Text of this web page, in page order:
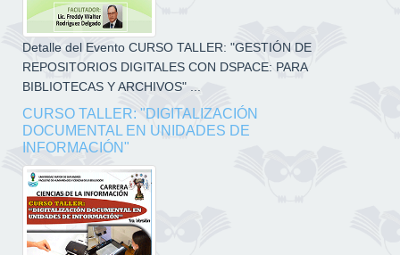
Detalle del Evento CURSO TALLER: "GESTIÓN DE
REPOSITORIOS DIGITALES CON DSPACE: PARA
BIBLIOTECAS Y ARCHIVOS" ...
CURSO TALLER: "DIGITALIZACIÓN
DOCUMENTAL EN UNIDADES DE
INFORMACIÓN"